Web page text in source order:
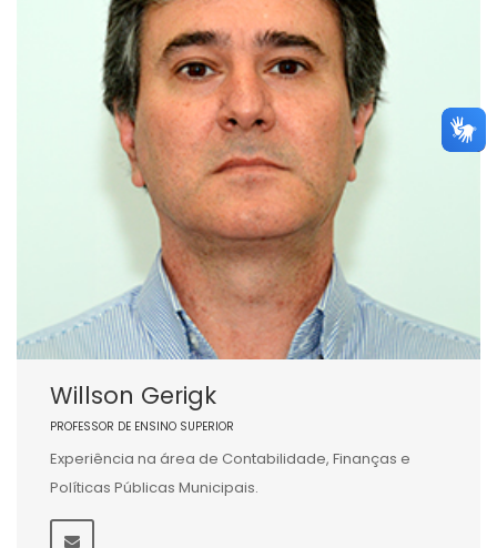
Willson Gerigk
PROFESSOR DE ENSINO SUPERIOR
Experiência na área de Contabilidade, Finanças e
Políticas Públicas Municipais.